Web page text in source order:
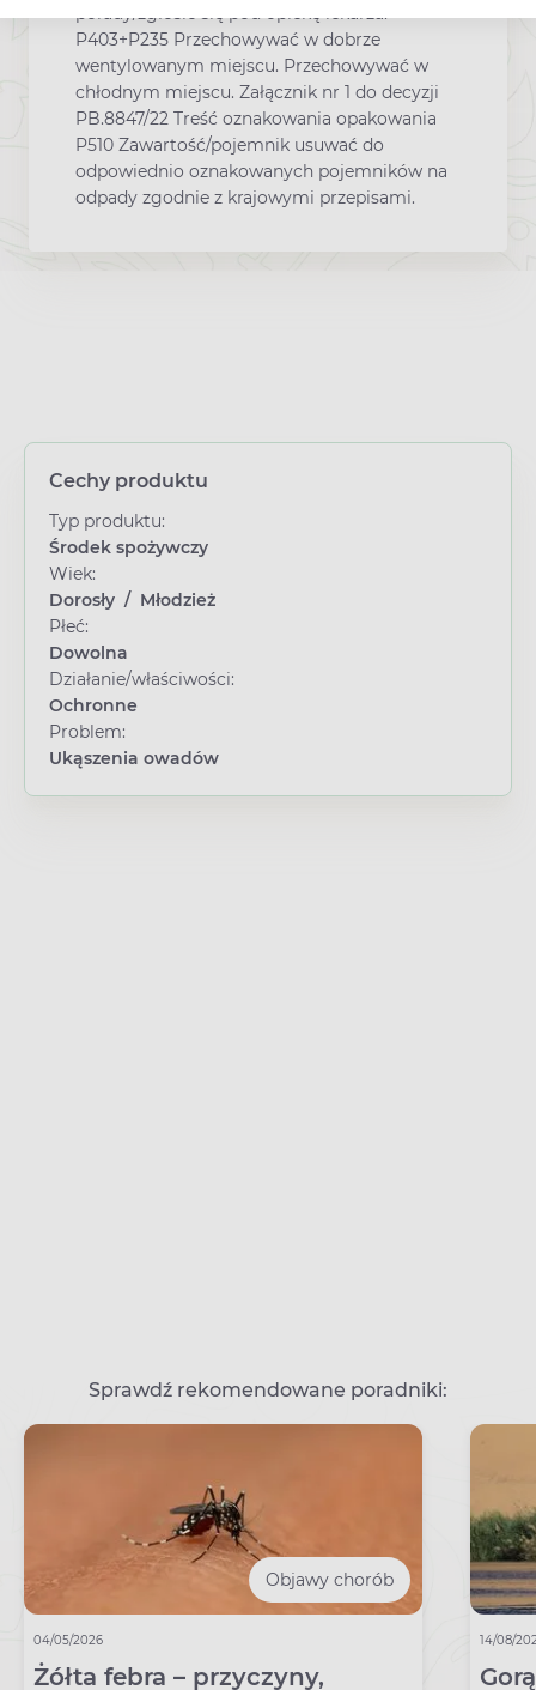
porady/zgłosić się pod opiekę lekarza.
P403+P235 Przechowywać w dobrze
wentylowanym miejscu. Przechowywać w
chłodnym miejscu. Załącznik nr 1 do decyzji
PB.8847/22 Treść oznakowania opakowania
P510 Zawartość/pojemnik usuwać do
odpowiednio oznakowanych pojemników na
odpady zgodnie z krajowymi przepisami.
Cechy produktu
Typ produktu:
Środek spożywczy
Wiek:
Dorosły / Młodzież
Płeć:
Dowolna
Działanie/właściwości:
Ochronne
Problem:
Ukąszenia owadów
Sprawdź rekomendowane poradniki:
Objawy chorób
04/05/2026
Żółta febra – przyczyny,
14/08/